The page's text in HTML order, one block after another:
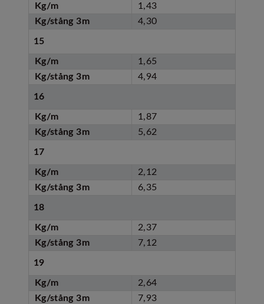
Kg/m
1,43
Kg/stång 3m
4,30
15
Kg/m
1,65
Kg/stång 3m
4,94
16
Kg/m
1,87
Kg/stång 3m
5,62
17
Kg/m
2,12
Kg/stång 3m
6,35
18
Kg/m
2,37
Kg/stång 3m
7,12
19
Kg/m
2,64
Kg/stång 3m
7,93